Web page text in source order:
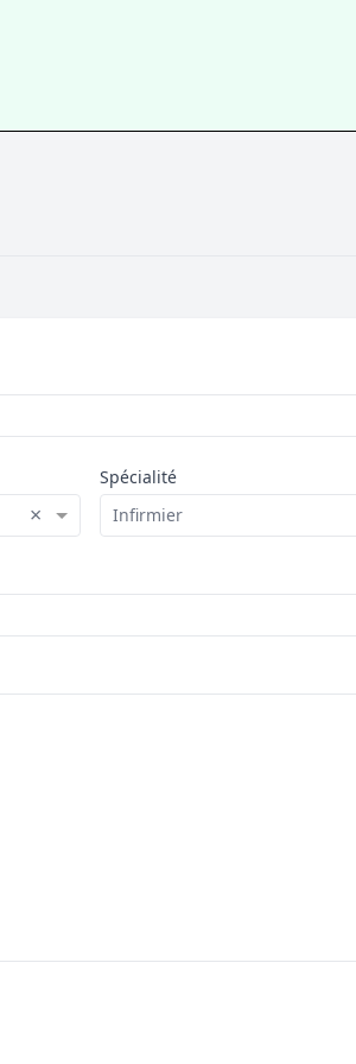
×
Spécialité
Infirmier